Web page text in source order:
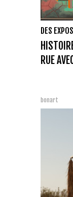
DES
RUE
bonart